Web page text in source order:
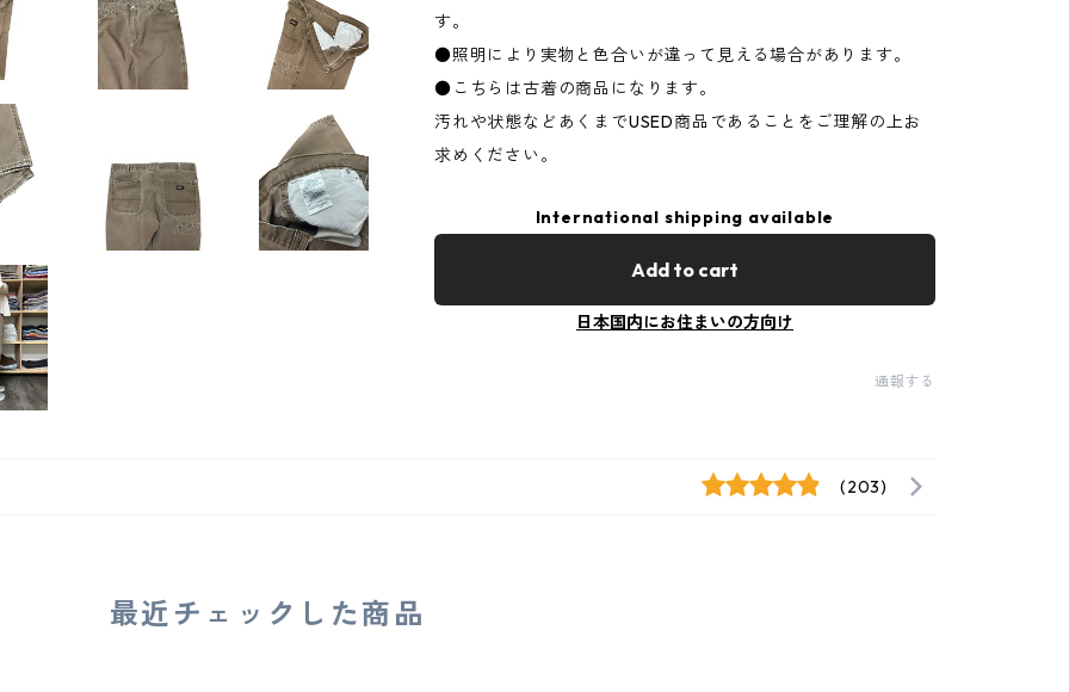
す。
●照明により実物と色合いが違って見える場合があります。
●こちらは古着の商品になります。
汚れや状態などあくまでUSED商品であることをご理解の上お
求めください。
International shipping available
Add to cart
日本国内にお住まいの方向け
通報する
(203)
最近チェックした商品